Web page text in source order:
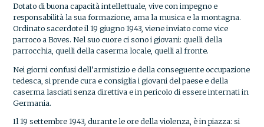
Dotato di buona capacità intellettuale, vive con impegno e
responsabilità la sua formazione, ama la musica e la montagna.
Ordinato sacerdote il 19 giugno 1943, viene inviato come vice
parroco a Boves. Nel suo cuore ci sono i giovani: quelli della
parrocchia, quelli della caserma locale, quelli al fronte.
Nei giorni confusi dell’armistizio e della conseguente occupazione
tedesca, si prende cura e consiglia i giovani del paese e della
caserma lasciati senza direttiva e in pericolo di essere internati in
Germania.
Il 19 settembre 1943, durante le ore della violenza, è in piazza: si